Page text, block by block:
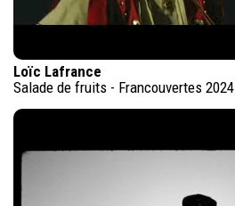
Loïc Lafrance
Salade de fruits - Francouvertes 2024